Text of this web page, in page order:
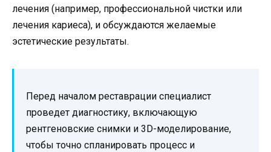
лечения (например, профессиональной чистки или
лечения кариеса), и обсуждаются желаемые
эстетические результаты.
Перед началом реставрации специалист
проведет диагностику, включающую
рентгеновские снимки и 3D-моделирование,
чтобы точно спланировать процесс и